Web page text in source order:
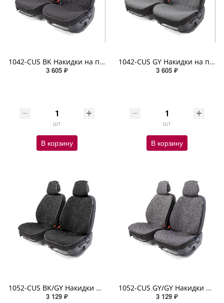
1042-CUS BK Накидки на передние сиденья Car Performance, 2 шт. материал fiberflax (лен) чёрный
3 605 ₽
шт
В корзину
1042-CUS GY Накидки на передние сиденья Car Performance, 2 шт. материал fiberflax (лен) серый
3 605 ₽
шт
В корзину
1052-CUS BK/GY Накидки на передние сиденья Car Performance 2 шт. fiberflax (мягкий лен) чёрн./серый
3 129 ₽
1052-CUS GY/GY Накидки на передние сиденья Car Performance 2 шт. fiberflax (мягкий лен) сер./серый
3 129 ₽